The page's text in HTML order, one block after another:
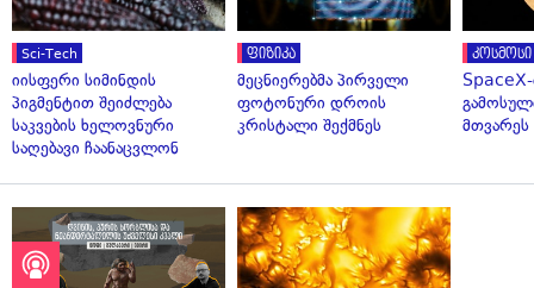
Sci-Tech
იისფერი სიმინდის
პიგმენტით შეიძლება
საკვების ხელოვნური
საღებავი ჩაანაცვლონ
ფიზიკა
მეცნიერებმა პირველი
ფოტონური დროის
კრისტალი შექმნეს
კოსმოსი
მთვარეს